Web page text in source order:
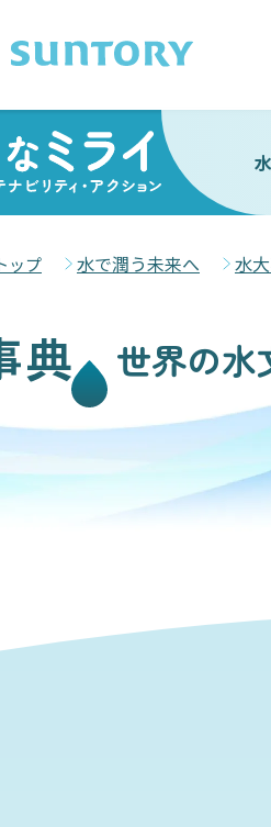
ップ 水で潤う未来へ 水
世界の水